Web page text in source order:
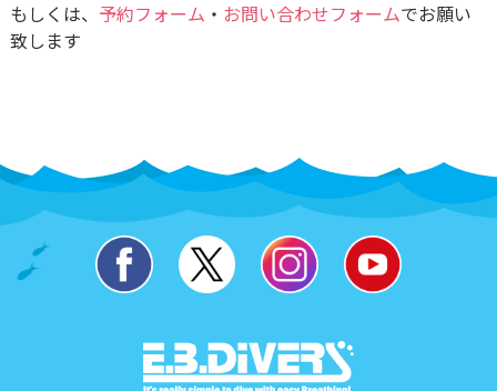
もしくは、 予約フォーム ・ お問い合わせフォームでお願い
致します